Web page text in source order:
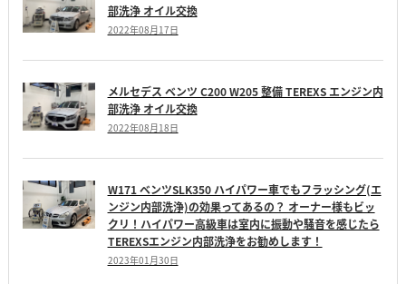
部洗浄 オイル交換
2022年08月17日
メルセデス ベンツ C200 W205 整備 TEREXS エンジン内
部洗浄 オイル交換
2022年08月18日
W171 ベンツSLK350 ハイパワー車でもフラッシング(エ
ンジン内部洗浄)の効果ってあるの？ オーナー様もビッ
クリ！ハイパワー高級車は室内に振動や騒音を感じたら
TEREXSエンジン内部洗浄をお勧めします！
2023年01月30日